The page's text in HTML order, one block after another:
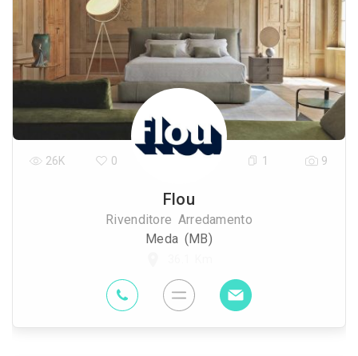
Flou
Rivenditore Arredamento
Meda (MB)
26K 0 1 9